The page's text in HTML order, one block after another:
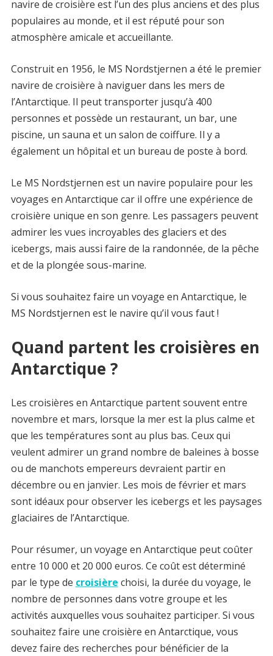
navire de croisière est l’un des plus anciens et des plus
populaires au monde, et il est réputé pour son
atmosphère amicale et accueillante.
Construit en 1956, le MS Nordstjernen a été le premier
navire de croisière à naviguer dans les mers de
l’Antarctique. Il peut transporter jusqu’à 400
personnes et possède un restaurant, un bar, une
piscine, un sauna et un salon de coiffure. Il y a
également un hôpital et un bureau de poste à bord.
Le MS Nordstjernen est un navire populaire pour les
voyages en Antarctique car il offre une expérience de
croisière unique en son genre. Les passagers peuvent
admirer les vues incroyables des glaciers et des
icebergs, mais aussi faire de la randonnée, de la pêche
et de la plongée sous-marine.
Si vous souhaitez faire un voyage en Antarctique, le
MS Nordstjernen est le navire qu’il vous faut !
Quand partent les croisières en
Antarctique ?
Les croisières en Antarctique partent souvent entre
novembre et mars, lorsque la mer est la plus calme et
que les températures sont au plus bas. Ceux qui
veulent admirer un grand nombre de baleines à bosse
ou de manchots empereurs devraient partir en
décembre ou en janvier. Les mois de février et mars
sont idéaux pour observer les icebergs et les paysages
glaciaires de l’Antarctique.
Pour résumer, un voyage en Antarctique peut coûter
entre 10 000 et 20 000 euros. Ce coût est déterminé
par le type de croisière choisi, la durée du voyage, le
nombre de personnes dans votre groupe et les
activités auxquelles vous souhaitez participer. Si vous
souhaitez faire une croisière en Antarctique, vous
devez faire des recherches pour bénéficier de la